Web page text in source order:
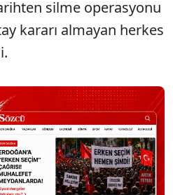
silme operasyonu
kararı almayan herkes